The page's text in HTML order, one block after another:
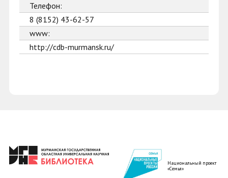
Телефон:
8 (8152) 43-62-57
www:
http://cdb-murmansk.ru/
Национальный проект
«Семья»